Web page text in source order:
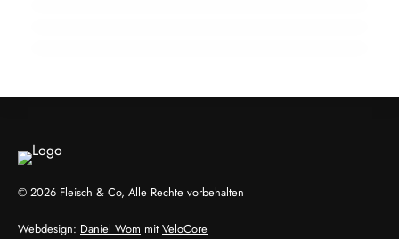
© 2026 Fleisch & Co, Alle Rechte vorbehalten
Webdesign: Daniel Wom mit VeloCore